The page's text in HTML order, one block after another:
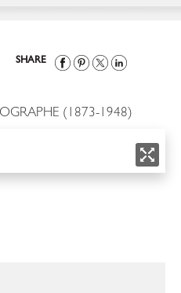
SHARE
(1873-1948)